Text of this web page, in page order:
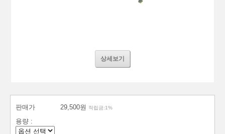
상세보기
판매가 29,500원 적립금:1%
용량 :